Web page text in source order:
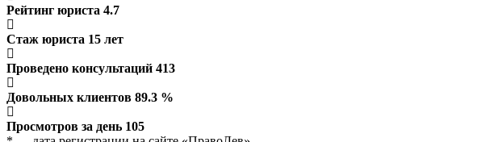
Рейтинг юриста 4.7
Стаж юриста 15 лет
Проведено консультаций 413
Довольных клиентов 89.3 %
Просмотров за день 105